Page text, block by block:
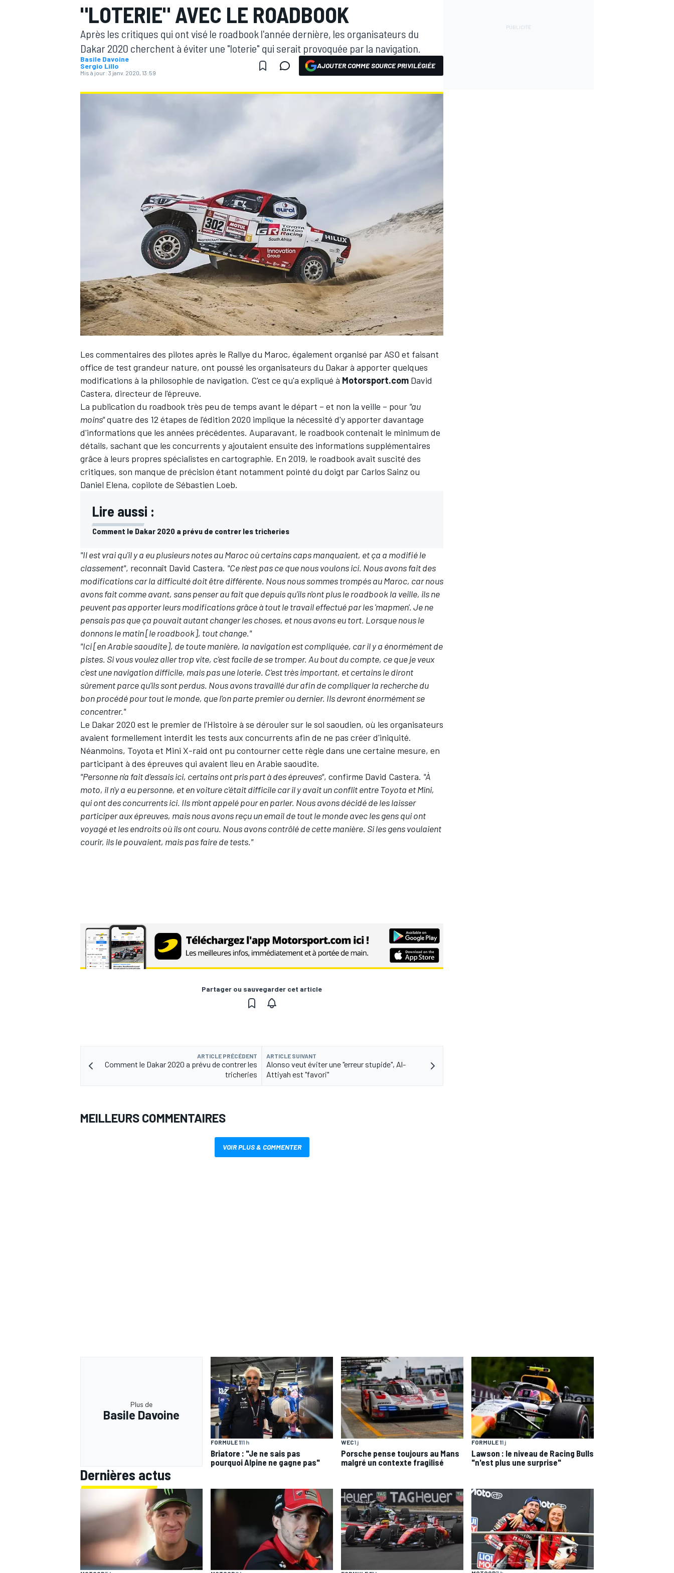
MOTOGP
WEC
AUTRES CHAMPIONNATS
"LOTERIE" AVEC LE ROADBOOK
Après les critiques qui ont visé le roadbook l'année dernière, les organisateurs du
Dakar 2020 cherchent à éviter une "loterie" qui serait provoquée par la navigation.
Basile Davoine
Sergio Lillo
Mis à jour: 3 janv. 2020, 13:59
AJOUTER COMME SOURCE PRIVILÉGIÉE
Les commentaires des pilotes après le Rallye du Maroc, également organisé par ASO et faisant
office de test grandeur nature, ont poussé les organisateurs du Dakar à apporter quelques
modifications à la philosophie de navigation. C'est ce qu'a expliqué à Motorsport.com David
Castera, directeur de l'épreuve.
La publication du roadbook très peu de temps avant le départ – et non la veille – pour "au
moins"quatre des 12 étapes de l'édition 2020 implique la nécessité d'y apporter davantage
d'informations que les années précédentes. Auparavant, le roadbook contenait le minimum de
détails, sachant que les concurrents y ajoutaient ensuite des informations supplémentaires
grâce à leurs propres spécialistes en cartographie. En 2019, le roadbook avait suscité des
critiques, son manque de précision étant notamment pointé du doigt par Carlos Sainz ou
Daniel Elena, copilote de Sébastien Loeb.
Lire aussi :
Comment le Dakar 2020 a prévu de contrer les tricheries
"Il est vrai qu'il y a eu plusieurs notes au Maroc où certains caps manquaient, et ça a modifié le
classement", reconnaît David Castera. "Ce n'est pas ce que nous voulons ici. Nous avons fait des
modifications car la difficulté doit être différente. Nous nous sommes trompés au Maroc, car nous
avons fait comme avant, sans penser au fait que depuis qu'ils n'ont plus le roadbook la veille, ils ne
peuvent pas apporter leurs modifications grâce à tout le travail effectué par les 'mapmen'. Je ne
pensais pas que ça pouvait autant changer les choses, et nous avons eu tort. Lorsque nous le
donnons le matin [le roadbook], tout change."
"Ici [en Arabie saoudite], de toute manière, la navigation est compliquée, car il y a énormément de
pistes. Si vous voulez aller trop vite, c'est facile de se tromper. Au bout du compte, ce que je veux
c'est une navigation difficile, mais pas une loterie. C'est très important, et certains le diront
sûrement parce qu'ils sont perdus. Nous avons travaillé dur afin de compliquer la recherche du
bon procédé pour tout le monde, que l'on parte premier ou dernier. Ils devront énormément se
concentrer."
Le Dakar 2020 est le premier de l'Histoire à se dérouler sur le sol saoudien, où les organisateurs
avaient formellement interdit les tests aux concurrents afin de ne pas créer d'iniquité.
Néanmoins, Toyota et Mini X-raid ont pu contourner cette règle dans une certaine mesure, en
participant à des épreuves qui avaient lieu en Arabie saoudite.
"Personne n'a fait d'essais ici, certains ont pris part à des épreuves", confirme David Castera. "À
moto, il n'y a eu personne, et en voiture c'était difficile car il y avait un conflit entre Toyota et Mini,
qui ont des concurrents ici. Ils m'ont appelé pour en parler. Nous avons décidé de les laisser
participer aux épreuves, mais nous avons reçu un email de tout le monde avec les gens qui ont
voyagé et les endroits où ils ont couru. Nous avons contrôlé de cette manière. Si les gens voulaient
courir, ils le pouvaient, mais pas faire de tests."
Partager ou sauvegarder cet article
ARTICLE PRÉCÉDENT
Comment le Dakar 2020 a prévu de contrer les
tricheries
ARTICLE SUIVANT
Alonso veut éviter une "erreur stupide", Al-
Attiyah est "favori"
MEILLEURS COMMENTAIRES
VOIR PLUS & COMMENTER
Plus de
Basile Davoine
FORMULE 111 h
Briatore : "Je ne sais pas
pourquoi Alpine ne gagne pas"
WEC1 j
Porsche pense toujours au Mans
malgré un contexte fragilisé
FORMULE 11 j
Lawson : le niveau de Racing Bulls
"n'est plus une surprise"
Dernières actus